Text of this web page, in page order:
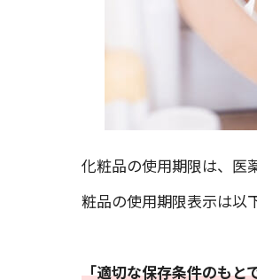
化粧品の使用期限は、医
粧品の使用期限表示は以
「適切な保存条件のもと